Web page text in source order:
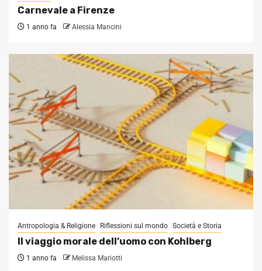
Carnevale a Firenze
1 anno fa Alessia Mancini
Antropologia & Religione Riflessioni sul mondo Società e Storia
Il viaggio morale dell’uomo con Kohlberg
1 anno fa Melissa Mariotti